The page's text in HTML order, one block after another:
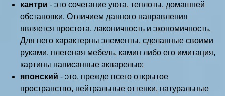
кантри - это сочетание уюта, теплоты, домашней
обстановки. Отличием данного направления
является простота, лаконичность и экономичность.
Для него характерны элементы, сделанные своими
руками, плетеная мебель, камин либо его имитация,
картины написанные акварелью;
японский - это, прежде всего открытое
пространство, нейтральные оттенки, натуральные